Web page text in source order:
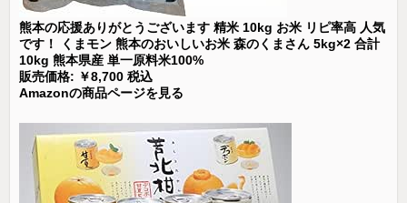
熊本の応援ありがとうございます 精米 10kg お米 リピ率高 人気
です！ くまモン 熊本のおいしいお米 森のくまさん 5kg×2 合計
10kg 熊本県産 単一原料米100%
販売価格: ￥8,700 税込
Amazonの商品ページを見る